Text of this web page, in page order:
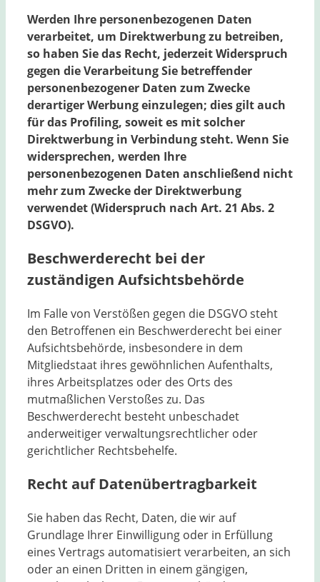
Werden Ihre personenbezogenen Daten
verarbeitet, um Direktwerbung zu betreiben,
so haben Sie das Recht, jederzeit Widerspruch
gegen die Verarbeitung Sie betreffender
personenbezogener Daten zum Zwecke
derartiger Werbung einzulegen; dies gilt auch
für das Profiling, soweit es mit solcher
Direktwerbung in Verbindung steht. Wenn Sie
widersprechen, werden Ihre
personenbezogenen Daten anschließend nicht
mehr zum Zwecke der Direktwerbung
verwendet (Widerspruch nach Art. 21 Abs. 2
DSGVO).
Beschwerderecht bei der
zuständigen Aufsichtsbehörde
Im Falle von Verstößen gegen die DSGVO steht
den Betroffenen ein Beschwerderecht bei einer
Aufsichtsbehörde, insbesondere in dem
Mitgliedstaat ihres gewöhnlichen Aufenthalts,
ihres Arbeitsplatzes oder des Orts des
mutmaßlichen Verstoßes zu. Das
Beschwerderecht besteht unbeschadet
anderweitiger verwaltungsrechtlicher oder
gerichtlicher Rechtsbehelfe.
Recht auf Datenübertragbarkeit
Sie haben das Recht, Daten, die wir auf
Grundlage Ihrer Einwilligung oder in Erfüllung
eines Vertrags automatisiert verarbeiten, an sich
oder an einen Dritten in einem gängigen,